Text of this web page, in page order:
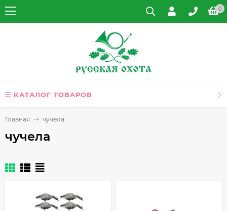
0
КАТАЛОГ ТОВАРОВ
Главная чучела
чучела